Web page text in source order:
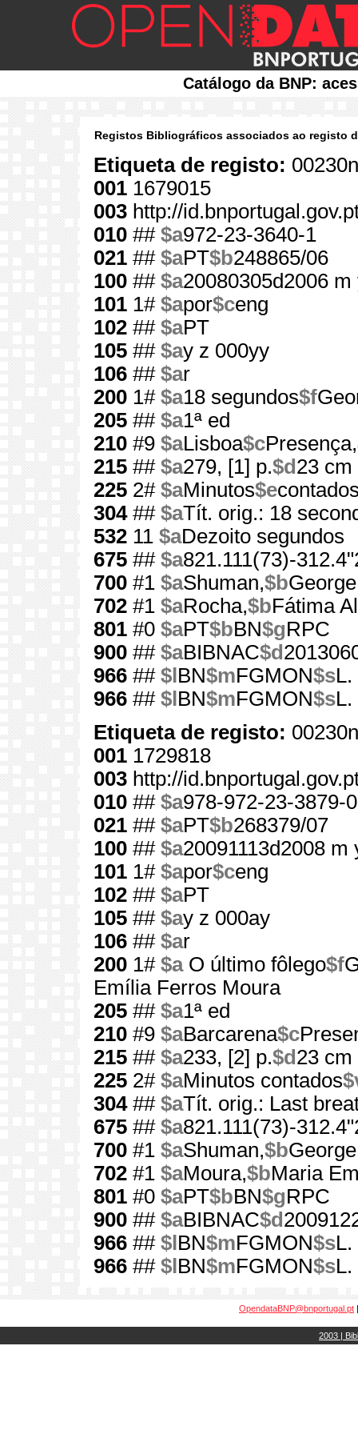
Catálogo da BNP:
Registos Bibliográficos associados ao registo
Etiqueta de registo:
001 1679015
003 http://
010 ## $a972-23-3640-1
021 ## $aPT$b248865/06
100 ## $a20080305d2006
101 1# $apor$ceng
102 ## $aPT
105 ## $ay z 000yy
106 ## $ar
200 1# $a18 segundos$f
205 ## $a1ª ed
210 #9 $aLisboa$cPresença,
215 ## $a279, [1] p.$d 23 cm
225 2# $aMinutos$e
304## $aTít. orig.: 18
532 11 $aDezoito segundos
675 ## $a821.111(73)-
700 #1 $aShuman,$b
702 #1 $aRocha,$bFátima
801 #0 $aPT$bBN$gRPC
900 ## $aBIBNAC$d
966 ## $l BN$mFGMON$sL.
966 ## $l BN$mFGMON$s
Etiqueta de registo:
001 1729818
003 http://
010 ## $a978-972-23-3879-0
021 ## $aPT$b268379/07
100 ## $a20091113d2008 m
101 1# $apor$ceng
102 ## $aPT
105 ## $ay z 000ay
106 ## $ar
200 1# $aO último fôlego$f
Emília Ferros Moura
205 ## $a1ª ed
210 #9 $aBarcarena$c
215 ## $a233, [2] p.$d 23 cm
225 2# $aMinutos contados
304## $aTít. orig.: Last
675 ## $a821.111(73)-
700 #1 $aShuman,$b
702 #1 $aMoura,$bMaria
801 #0 $aPT$bBN$gRPC
900 ## $aBIBNAC$d
966 ## $l BN$mFGMON$sL.
966 ## $l BN$mFGMON$sL.
OpendataBNP@bnportugal.pt
2003 |